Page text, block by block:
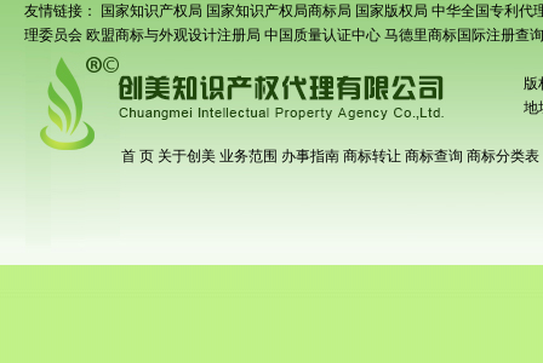
友情链接： 国家知识产权局 国家知识产权局商标局 国家版权局 中华全国专利代
理委员会 欧盟商标与外观设计注册局 中国质量认证中心 马德里商标国际注册查询
版
地
首 页 关于创美 业务范围 办事指南 商标转让 商标查询 商标分类表